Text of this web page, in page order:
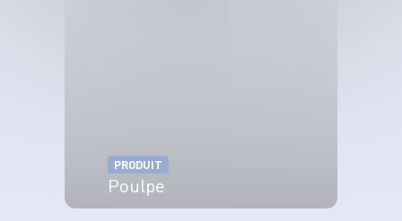
PRODUIT
Poulpe